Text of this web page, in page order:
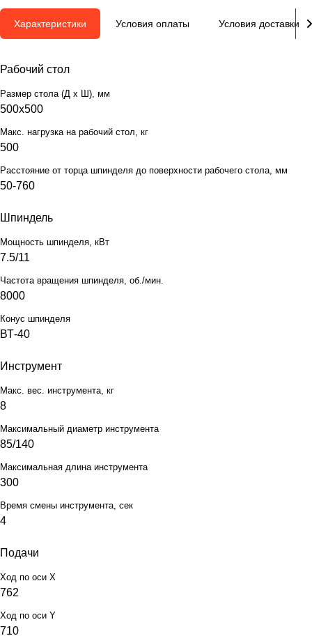
Характеристики Условия оплаты Условия доставки
Рабочий стол
Размер стола (Д х Ш), мм
500x500
Макс. нагрузка на рабочий стол, кг
500
Расстояние от торца шпинделя до поверхности рабочего стола, мм
50-760
Шпиндель
Мощность шпинделя, кВт
7.5/11
Частота вращения шпинделя, об./мин.
8000
Конус шпинделя
ВТ-40
Инструмент
Макс. вес. инструмента, кг
8
Максимальный диаметр инструмента
85/140
Максимальная длина инструмента
300
Время смены инструмента, сек
4
Подачи
Ход по оси X
762
Ход по оси Y
710